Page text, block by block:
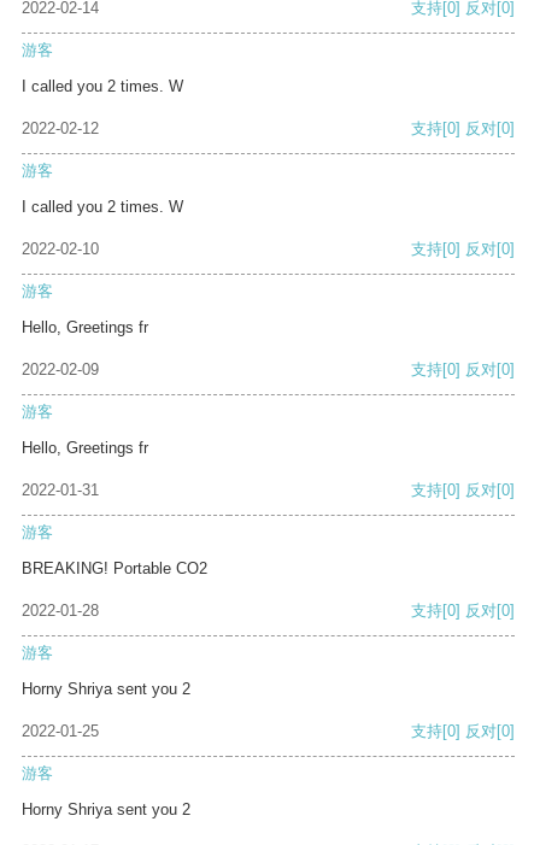
2022-02-14 支持[0] 反对[0]
游客
I called you 2 times. W
2022-02-12 支持[0] 反对[0]
游客
I called you 2 times. W
2022-02-10 支持[0] 反对[0]
游客
Hello, Greetings fr
2022-02-09 支持[0] 反对[0]
游客
Hello, Greetings fr
2022-01-31 支持[0] 反对[0]
游客
BREAKING! Portable CO2
2022-01-28 支持[0] 反对[0]
游客
Horny Shriya sent you 2
2022-01-25 支持[0] 反对[0]
游客
Horny Shriya sent you 2